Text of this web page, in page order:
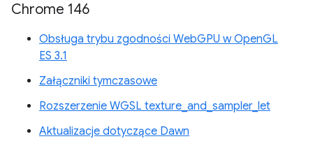
Chrome 146
Obsługa trybu zgodności WebGPU w OpenGL
ES 3.1
Załączniki tymczasowe
Rozszerzenie WGSL texture_and_sampler_let
Aktualizacje dotyczące Dawn